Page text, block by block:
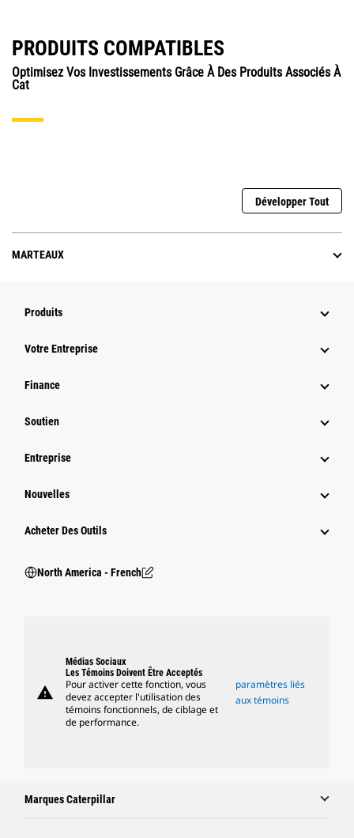
PRODUITS COMPATIBLES
Optimisez Vos Investissements Grâce À Des Produits Associés À
Cat
Développer Tout
MARTEAUX
Produits
Votre Entreprise
Finance
Soutien
Entreprise
Nouvelles
Acheter Des Outils
North America - French
warning
Médias Sociaux
Les Témoins Doivent Être Acceptés
Pour activer cette fonction, vous
devez accepter l'utilisation des
témoins fonctionnels, de ciblage et
de performance.
paramètres liés
aux témoins
Marques Caterpillar